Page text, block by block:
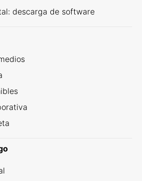
descarga de software